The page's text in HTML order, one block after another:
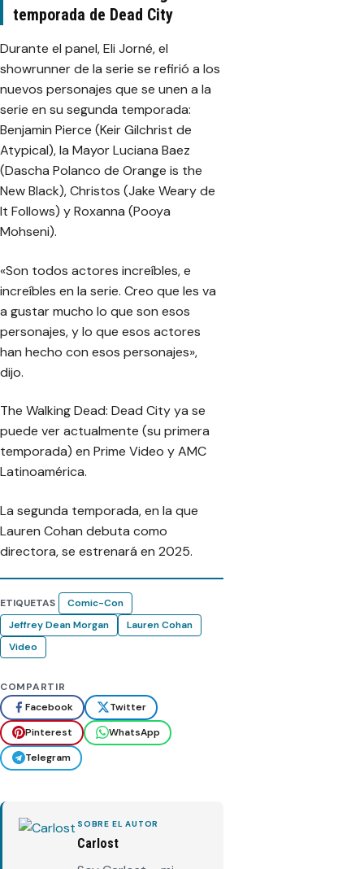
temporada de Dead City
Durante el panel, Eli Jorné, el
showrunner de la serie se refirió a los
nuevos personajes que se unen a la
serie en su segunda temporada:
Benjamin Pierce (Keir Gilchrist de
Atypical), la Mayor Luciana Baez
(Dascha Polanco de Orange is the
New Black), Christos (Jake Weary de
It Follows) y Roxanna (Pooya
Mohseni).
«Son todos actores increíbles, e
increíbles en la serie. Creo que les va
a gustar mucho lo que son esos
personajes, y lo que esos actores
han hecho con esos personajes»,
dijo.
The Walking Dead: Dead City ya se
puede ver actualmente (su primera
temporada) en Prime Video y AMC
Latinoamérica.
La segunda temporada, en la que
Lauren Cohan debuta como
directora, se estrenará en 2025.
ETIQUETAS
Comic-Con
Jeffrey Dean Morgan
Lauren Cohan
Video
COMPARTIR
Facebook
Twitter
Pinterest
WhatsApp
Telegram
SOBRE EL AUTOR
Carlost